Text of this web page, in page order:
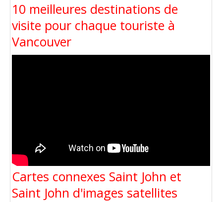
10 meilleures destinations de
visite pour chaque touriste à
Vancouver
Cartes connexes Saint John et
Saint John d'images satellites